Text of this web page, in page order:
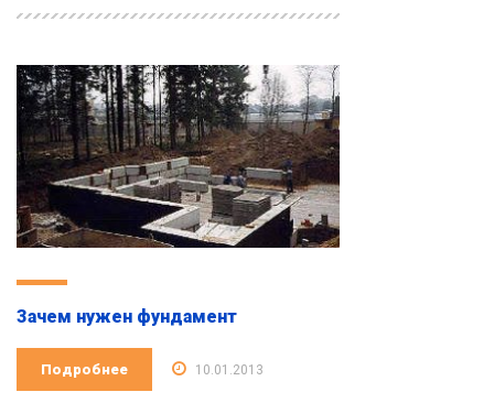
Зачем нужен фундамент
Подробнее 10.01.2013